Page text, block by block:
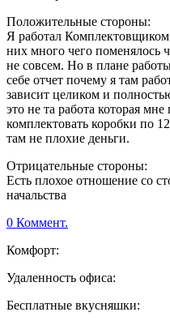
Положительные стороны:
Я работал
них много чего поменялось
не совсем. Но в плане
себе отчет почему я там
зависит целиком и
это не та работа которая
комплектовать коробки по
там не плохие деньги.
Отрицательные стороны:
Есть плохое отношение со
начальства
0 Коммент.
Комфорт:
Удаленность офиса:
Бесплатные вкусняшки: